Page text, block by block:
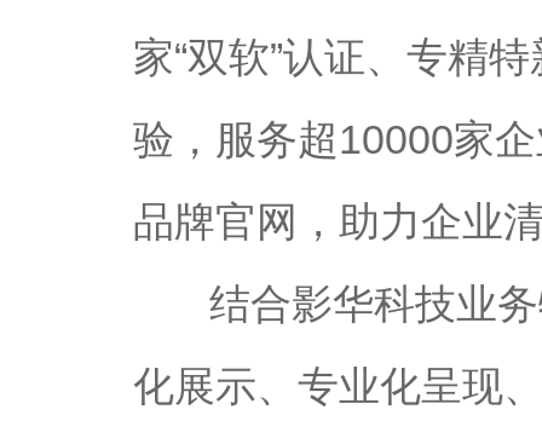
家“双软”认证、专精
验，服务超10000家
品牌官网，助力企业
结合影华科技业
化展示、专业化呈现